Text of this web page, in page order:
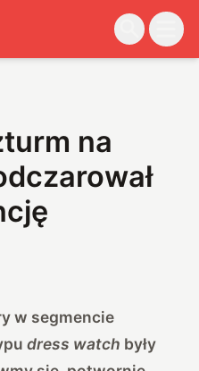
na
w segmencie
dress watch były